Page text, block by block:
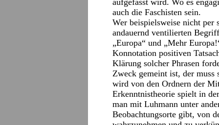
aufgefasst wird. Wo es
auch die Faschisten sein.
Wer beispielsweise nicht per
andauernd ventilierten
„Europa“ und „Mehr
Konnotation positiven
Klärung solcher Phrasen
Zweck gemeint ist, der muss
wird von den Ordnern der
Erkenntnistheorie spielt in
man mit Luhmann unter
Beobachtungsorte gibt, von